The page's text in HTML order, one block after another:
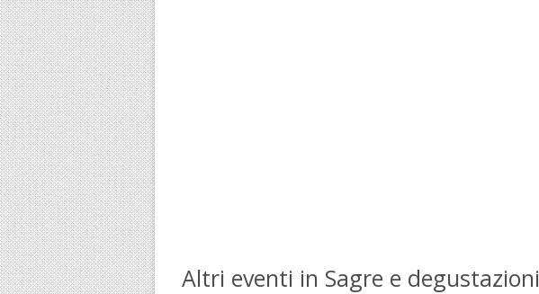
Altri eventi in Sagre e degustazioni